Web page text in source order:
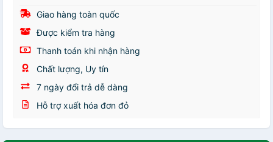
Giao hàng toàn quốc
Được kiểm tra hàng
Thanh toán khi nhận hàng
Chất lượng, Uy tín
7 ngày đổi trả dễ dàng
Hỗ trợ xuất hóa đơn đỏ